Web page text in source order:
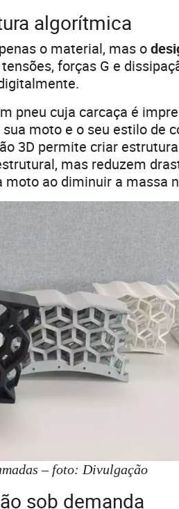
algorítmica
o material, mas o
forças G e
pneu cuja carcaça é
moto e o seu estilo de
3D permite criar
mas reduzem
ao diminuir a massa
– foto: Divulgação
sob demanda